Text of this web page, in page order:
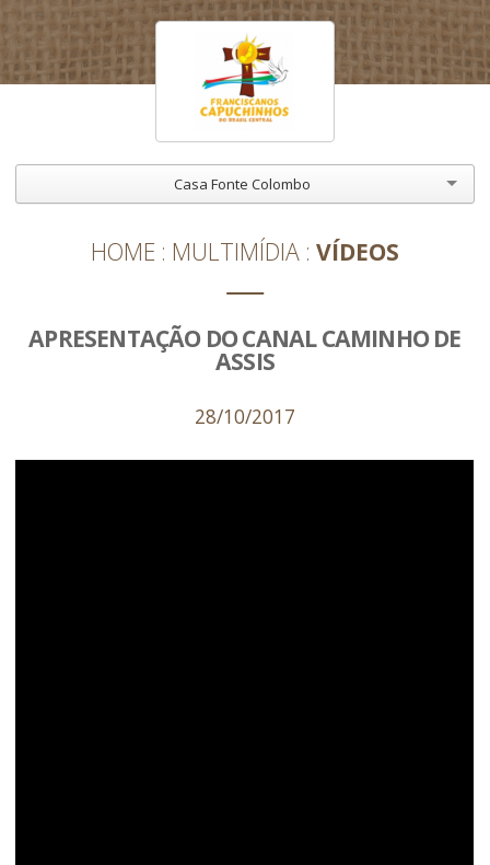
Casa Fonte Colombo
HOME MULTIMÍDIA VÍDEOS
APRESENTAÇÃO DO CANAL CAMINHO DE
ASSIS
28/10/2017